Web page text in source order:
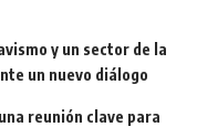
y un sector de la
un nuevo diálogo
reunión clave para